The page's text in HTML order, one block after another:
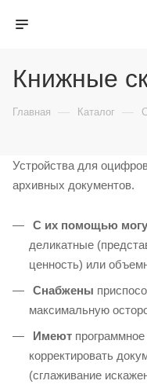
Книжные
Главная — Каталог —
Устройства для
архивных документов.
С их помощью
деликатные
ценность) или
Снабжены
максимальную
Имеют
корректировать
(сглаживание